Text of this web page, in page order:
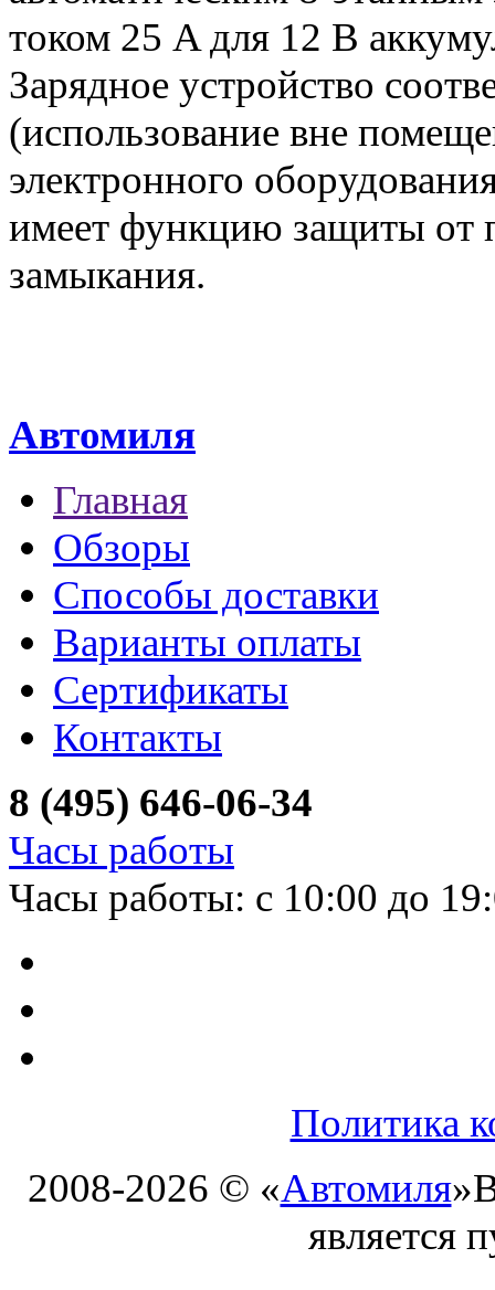
током 25 A для 12 В
Зарядное устройство
(использование вне
электронного
имеет функцию защиты от
замыкания.
Автомиля
Главная
Обзоры
Способы доставки
Варианты оплаты
Сертификаты
Контакты
8 (495) 646-06-34
Часы работы
Часы работы: с 10:00 до
Политика
2008-2026 © «Автомиля»
является